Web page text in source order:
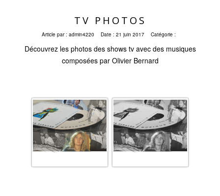
TV PHOTOS
Article par : admin4220 Date : 21 juin 2017 Catégorie :
Découvrez les photos des shows tv avec des musiques
composées par Olivier Bernard